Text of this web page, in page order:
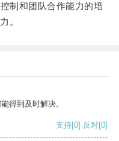
制和团队合作能力的培
。
得到及时解决。
支持[0] 反对[0]